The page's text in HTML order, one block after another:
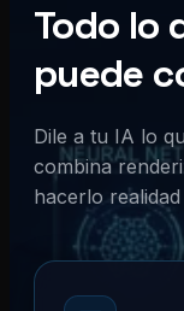
Todo lo
puede
Dile a tu IA lo
combina
hacerlo